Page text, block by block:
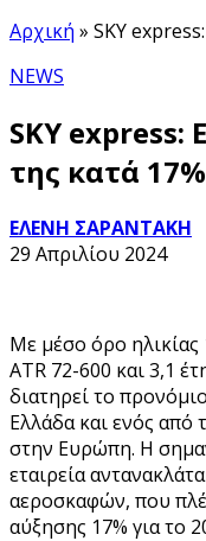
Αρχική » SKY
NEWS
SKY express:
της κατά 17%
ΕΛΕΝΗ ΣΑΡΑΝΤΑΚΗ
29 Απριλίου 2024
Με μέσο όρο ηλικίας
ATR 72-600 και 3,1
διατηρεί το
Ελλάδα και ενός από
στην Ευρώπη. Η
εταιρεία
αεροσκαφών, που
αύξησης 17% για το